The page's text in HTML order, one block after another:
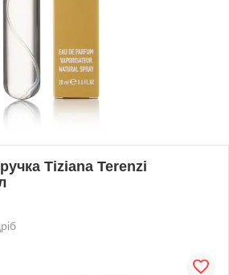
Tiziana Terenzi